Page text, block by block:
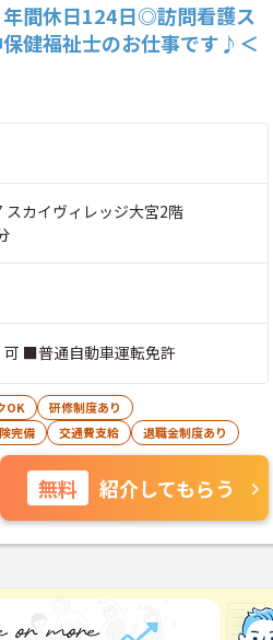
年間休日124日◎訪問看護ス
健福祉士のお仕事です♪＜
カイヴィレッジ大宮2階
■普通自動車運転免許
OK
研修制度あり
完備 交通費支給 退職金制度あり
無料 紹介してもらう